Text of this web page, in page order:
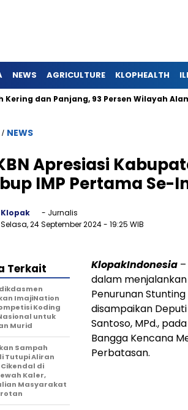
NEWS AGRICULTURE KLOPHEALTH
dan Panjang, 93 Persen Wilayah Alami
/ NEWS
Apresiasi
IMP Pertama Se-
Klopak
- Jurnalis
Selasa, 24 September 2024- 19:25 WIB
KlopakIndonesia
dalam
Penurunan
disampaikan Deputi
Santoso, MPd.,
Bangga Kencana
Perbatasan.
Terkait
ImajiNation
Koding
untuk
Murid
Sampah
Tutupi Aliran
di
Kaler,
Masyarakat